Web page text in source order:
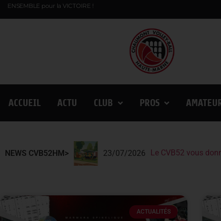
ENSEMBLE pour la VICTOIRE !
ACCUEIL ACTU CLUB PROS
NEWS CVB52HM> 23/07/2026 Le CVB52 vous
Le CVB52 présent
Lindqvist et la
ACTUALITÉS